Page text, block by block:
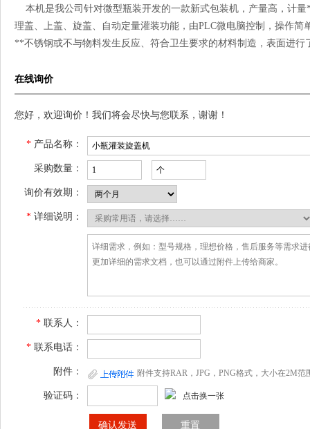
本机是我公司针对微型瓶装开发的一款新式包装机，产量高，计
理盖、上盖、旋盖、自动定量灌装功能，由PLC微电脑控制，操作
**不锈钢或不与物料发生反应、符合卫生要求的材料制造，表面进
在线询价
您好，欢迎询价！我们将会尽快与您联系，谢谢！
* 产品名称：
采购数量：
询价有效期：
* 详细说明：
* 联系人：
* 联系电话：
附件： 附件支持RAR，JPG，PNG格式，大小在2M范
验证码： 点击换一张